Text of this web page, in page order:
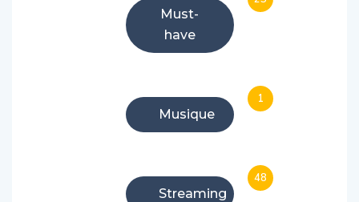
Must-
have
Musique
1
Streaming
48